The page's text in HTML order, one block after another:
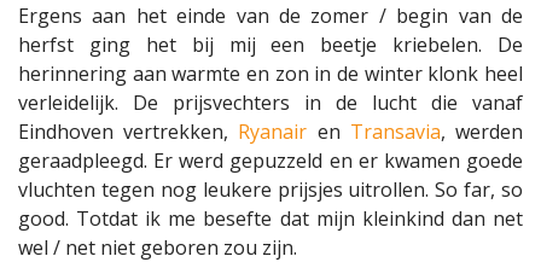
Ergens aan het einde van de zomer / begin van de
herfst ging het bij mij een beetje kriebelen. De
herinnering aan warmte en zon in de winter klonk heel
verleidelijk. De prijsvechters in de lucht die vanaf
Eindhoven vertrekken, Ryanair en Transavia, werden
geraadpleegd. Er werd gepuzzeld en er kwamen goede
vluchten tegen nog leukere prijsjes uitrollen. So far, so
good. Totdat ik me besefte dat mijn kleinkind dan net
wel / net niet geboren zou zijn.